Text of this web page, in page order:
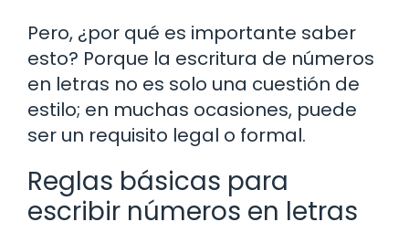
Pero, ¿por qué es importante saber
esto? Porque la escritura de números
en letras no es solo una cuestión de
estilo; en muchas ocasiones, puede
ser un requisito legal o formal.
Reglas básicas para
escribir números en letras